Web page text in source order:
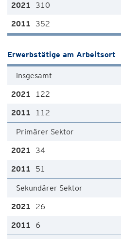
310
352
Erwerbstätige am Arbeitsort
insgesamt
122
112
Primärer Sektor
34
51
Sekundärer Sektor
26
6